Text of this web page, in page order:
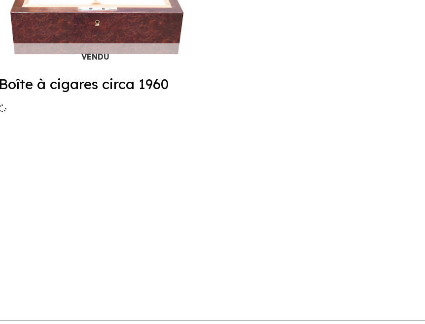
Boîte à cigares circa 1960